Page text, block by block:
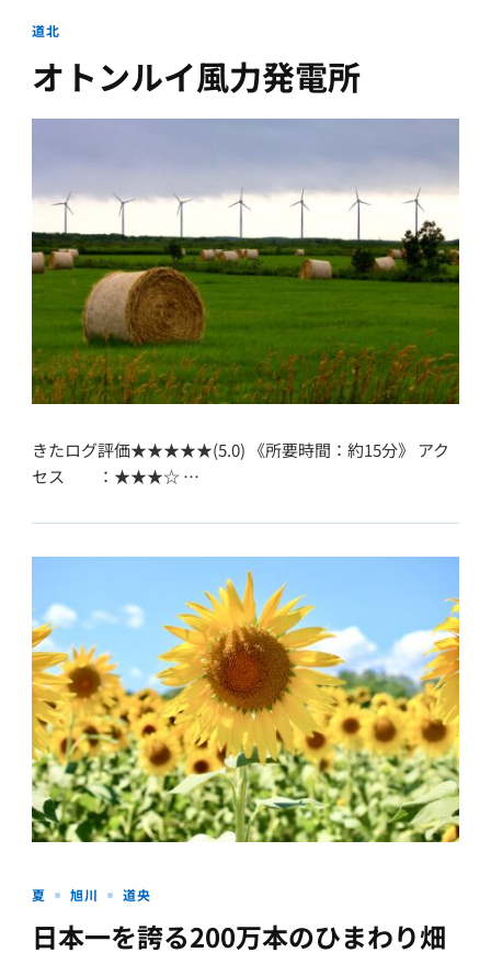
道北
オトンルイ風力発電所
きたログ評価★★★★★(5.0) 《所要時間：約15分》 アク
セス ：★★★☆ …
夏 旭川 道央
日本一を誇る200万本のひまわり畑